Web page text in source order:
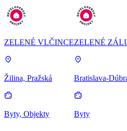
ZELENÉ VLČINCE
Žilina, Pražská
Byty, Objekty
ZELENÉ
Bratislava-
Byty